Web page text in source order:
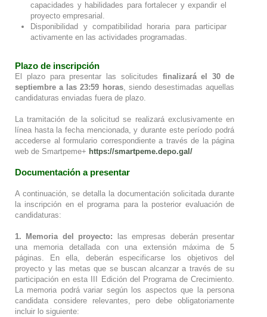
capacidades y habilidades para fortalecer y expandir el
proyecto empresarial.
Disponibilidad y compatibilidad horaria para participar
activamente en las actividades programadas.
Plazo de inscripción
El plazo para presentar las solicitudes finalizará el 30 de
septiembre a las 23:59 horas, siendo desestimadas aquellas
candidaturas enviadas fuera de plazo.
La tramitación de la solicitud se realizará exclusivamente en
línea hasta la fecha mencionada, y durante este período podrá
accederse al formulario correspondiente a través de la página
web de Smartpeme+ https://smartpeme.depo.gal/
Documentación a presentar
A continuación, se detalla la documentación solicitada durante
la inscripción en el programa para la posterior evaluación de
candidaturas:
1. Memoria del proyecto: las empresas deberán presentar
una memoria detallada con una extensión máxima de 5
páginas. En ella, deberán especificarse los objetivos del
proyecto y las metas que se buscan alcanzar a través de su
participación en esta III Edición del Programa de Crecimiento.
La memoria podrá variar según los aspectos que la persona
candidata considere relevantes, pero debe obligatoriamente
incluir lo siguiente: